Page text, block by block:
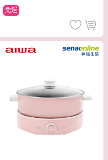
免運